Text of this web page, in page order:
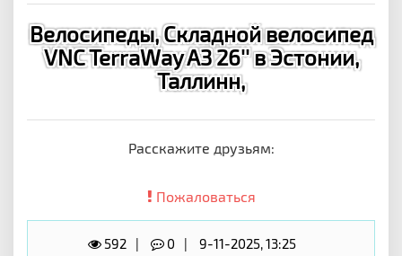
Велосипеды, Cкладной велосипед
VNC TerraWay A3 26'' в Эстонии,
Таллинн,
Расскажите друзьям:
Пожаловаться
592 0
9-11-2025, 13:25